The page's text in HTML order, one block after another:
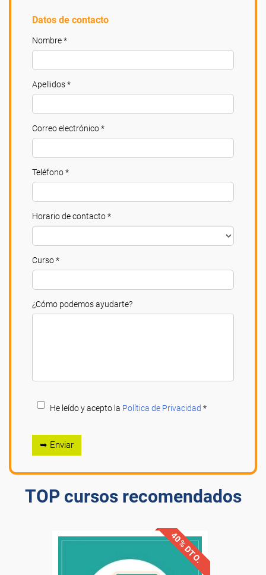
Datos de contacto
Nombre *
Apellidos *
Correo electrónico *
Teléfono *
Horario de contacto *
Curso *
¿Cómo podemos ayudarte?
He leído y acepto la Política de Privacidad *
➥ Enviar
TOP cursos recomendados
Descuentos especiales
40% DTO.